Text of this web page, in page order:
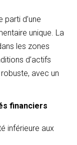
parti d’une
unique. La
les zones
d’actifs
avec un
financiers
inférieure aux